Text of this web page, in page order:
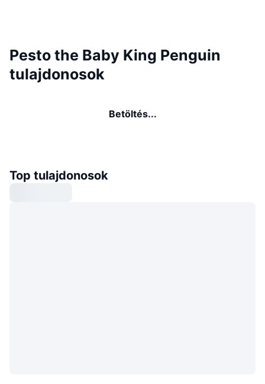
Pesto the Baby King Penguin
tulajdonosok
Betöltés...
Top tulajdonosok